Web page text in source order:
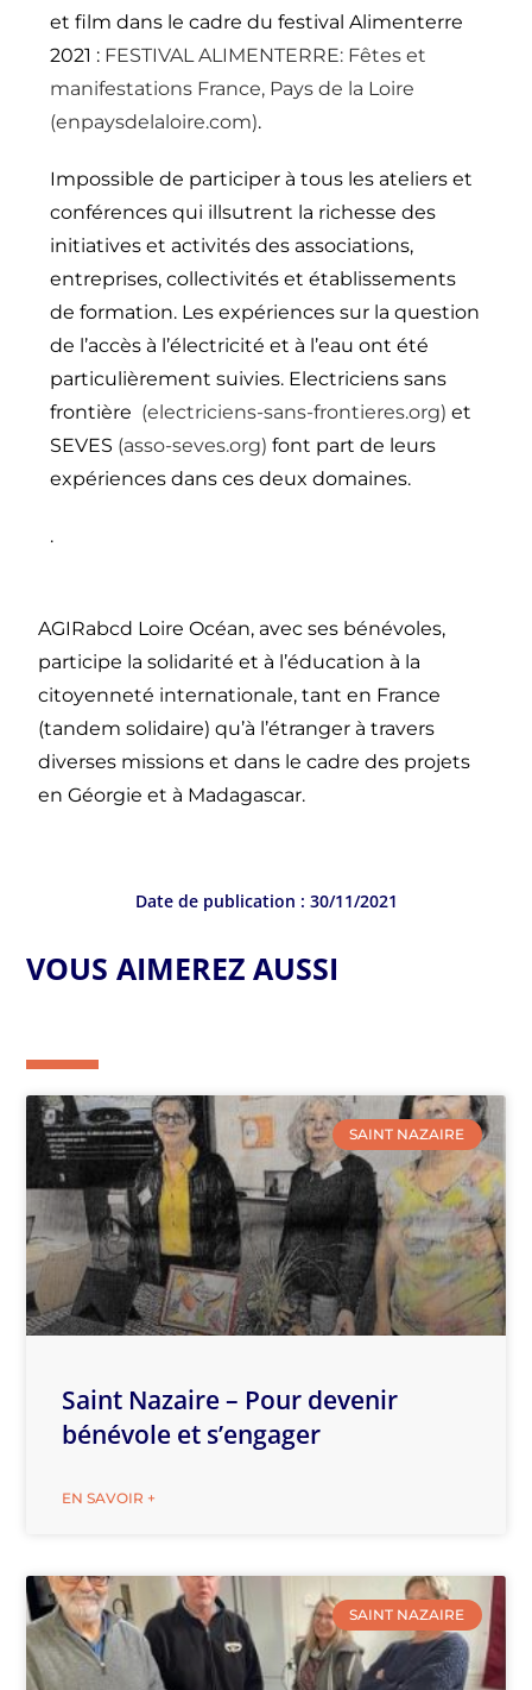
et film dans le cadre du festival Alimenterre
2021 : FESTIVAL ALIMENTERRE: Fêtes et
manifestations France, Pays de la Loire
(enpaysdelaloire.com).
Impossible de participer à tous les ateliers et
conférences qui illsutrent la richesse des
initiatives et activités des associations,
entreprises, collectivités et établissements
de formation. Les expériences sur la question
de l’accès à l’électricité et à l’eau ont été
particulièrement suivies. Electriciens sans
frontière (electriciens-sans-frontieres.org) et
SEVES (asso-seves.org) font part de leurs
expériences dans ces deux domaines.
.
AGIRabcd Loire Océan, avec ses bénévoles,
participe la solidarité et à l’éducation à la
citoyenneté internationale, tant en France
(tandem solidaire) qu’à l’étranger à travers
diverses missions et dans le cadre des projets
en Géorgie et à Madagascar.
Date de publication : 30/11/2021
VOUS AIMEREZ AUSSI
SAINT NAZAIRE
Saint Nazaire – Pour devenir
bénévole et s’engager
EN SAVOIR +
SAINT NAZAIRE